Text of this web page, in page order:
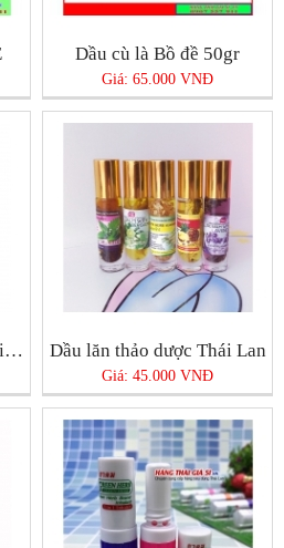
Dầu cù là Bồ đề 50gr
Giá: 65.000 VNĐ
Dầu gió đỏ Siang Pure Oil 25cc Dầu lăn thảo dược Thái Lan
Giá: 45.000 VNĐ